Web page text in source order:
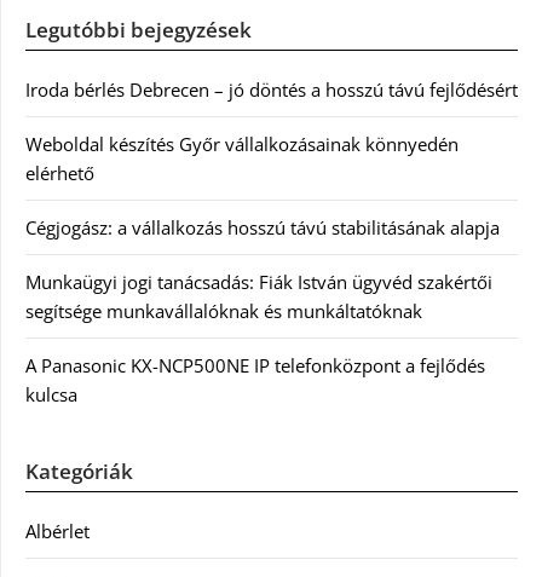
Legutóbbi bejegyzések
Iroda bérlés Debrecen – jó döntés a hosszú távú fejlődésért
Weboldal készítés Győr vállalkozásainak könnyedén
elérhető
Cégjogász: a vállalkozás hosszú távú stabilitásának alapja
Munkaügyi jogi tanácsadás: Fiák István ügyvéd szakértői
segítsége munkavállalóknak és munkáltatóknak
A Panasonic KX-NCP500NE IP telefonközpont a fejlődés
kulcsa
Kategóriák
Albérlet